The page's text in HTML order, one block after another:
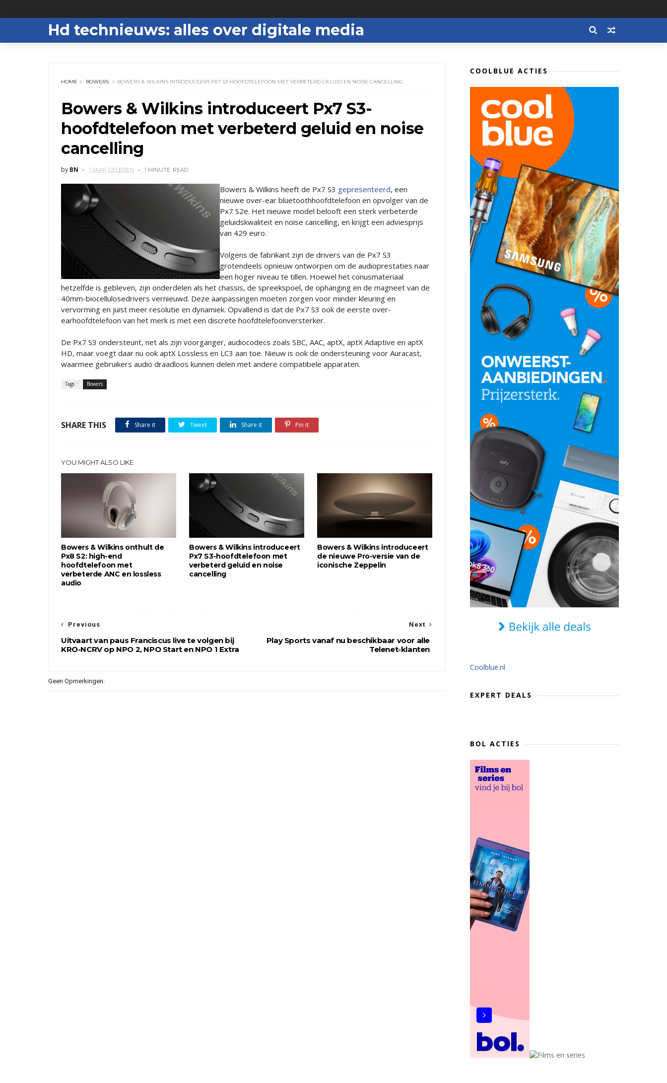
Hd technieuws: alles over digitale media
HOME BOWERS BOWERS & WILKINS INTRODUCEERT PX7 S3-HOOFDTELEFOON MET VERBETERD GELUID EN NOISE CANCELLING
Bowers & Wilkins introduceert Px7 S3-
hoofdtelefoon met verbeterd geluid en noise
cancelling
by BN 1 JAAR GELEDEN 1 MINUTE READ
Bowers & Wilkins heeft de Px7 S3 gepresenteerd, een
nieuwe over-ear bluetoothhoofdtelefoon en opvolger van de
Px7 S2e. Het nieuwe model belooft een sterk verbeterde
geluidskwaliteit en noise cancelling, en krijgt een adviesprijs
van 429 euro.
Volgens de fabrikant zijn de drivers van de Px7 S3
grotendeels opnieuw ontworpen om de audioprestaties naar
een hoger niveau te tillen. Hoewel het conusmateriaal
hetzelfde is gebleven, zijn onderdelen als het chassis, de spreekspoel, de ophanging en de magneet van de
40mm-biocellulosedrivers vernieuwd. Deze aanpassingen moeten zorgen voor minder kleuring en
vervorming en juist meer resolutie en dynamiek. Opvallend is dat de Px7 S3 ook de eerste over-
earhoofdtelefoon van het merk is met een discrete hoofdtelefoonversterker.
De Px7 S3 ondersteunt, net als zijn voorganger, audiocodecs zoals SBC, AAC, aptX, aptX Adaptive en aptX
HD, maar voegt daar nu ook aptX Lossless en LC3 aan toe. Nieuw is ook de ondersteuning voor Auracast,
waarmee gebruikers audio draadloos kunnen delen met andere compatibele apparaten.
Tags : Bowers
SHARE THIS Share it Tweet Share it Pin it
YOU MIGHT ALSO LIKE
Bowers & Wilkins onthult de
Px8 S2: high-end
hoofdtelefoon met
verbeterde ANC en lossless
audio
Bowers & Wilkins introduceert
Px7 S3-hoofdtelefoon met
verbeterd geluid en noise
cancelling
Bowers & Wilkins introduceert
de nieuwe Pro-versie van de
iconische Zeppelin
Next
Play Sports vanaf nu beschikbaar voor alle
Telenet-klanten
Previous
Uitvaart van paus Franciscus live te volgen bij
KRO-NCRV op NPO 2, NPO Start en NPO 1 Extra
Geen Opmerkingen:
COOLBLUE ACTIES
Coolblue.nl
EXPERT DEALS
BOL ACTIES